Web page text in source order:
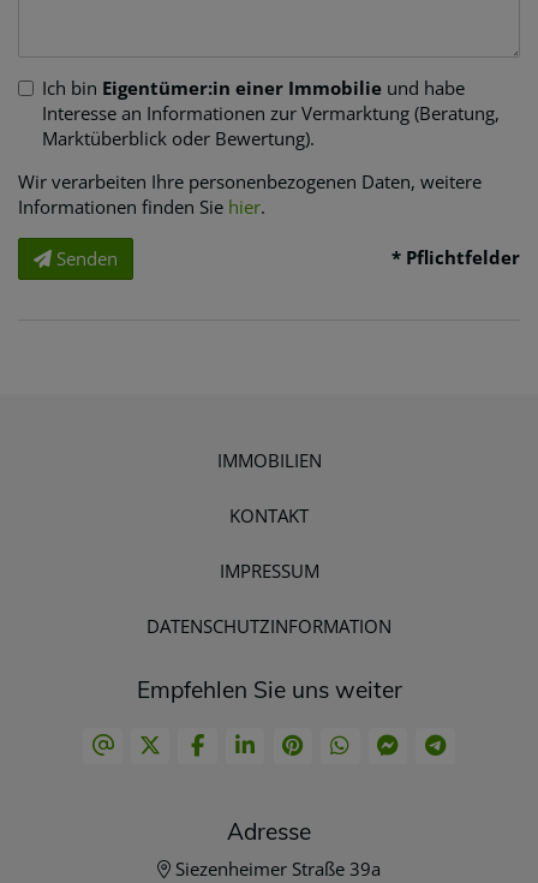
Ich bin Eigentümer:in einer Immobilie und habe
Interesse an Informationen zur Vermarktung (Beratung,
Marktüberblick oder Bewertung).
Wir verarbeiten Ihre personenbezogenen Daten, weitere
Informationen finden Sie hier.
Senden * Pflichtfelder
IMMOBILIEN
KONTAKT
IMPRESSUM
DATENSCHUTZINFORMATION
Empfehlen Sie uns weiter
Adresse
Siezenheimer Straße 39a